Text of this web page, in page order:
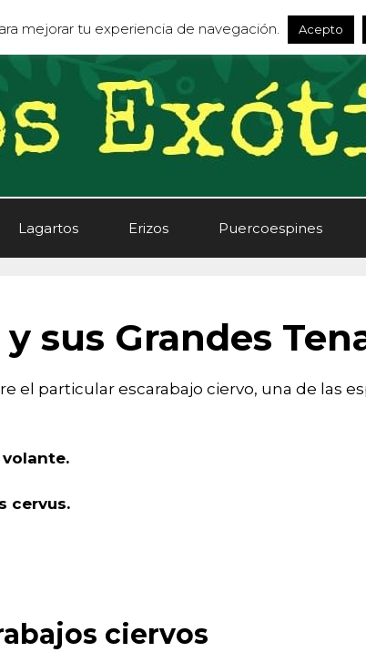
Lagartos Erizos Puercoespines
sus Grandes
el particular escarabajo ciervo, una de las
cervus.
ciervos
mejorar tu experiencia de navegación. Acepto